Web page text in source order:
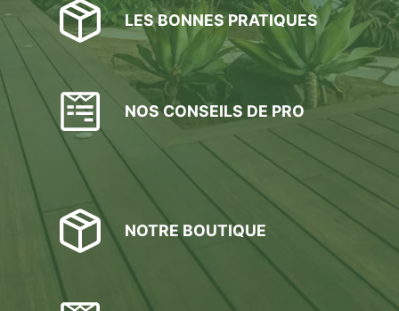
LES BONNES PRATIQUES
NOS CONSEILS DE PRO
NOTRE BOUTIQUE